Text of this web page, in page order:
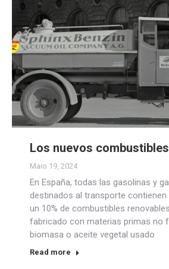
Los nuevos combustibles
Maio 19, 2024
En España, todas las gasolinas y
destinados al transporte contienen
un 10% de combustibles
fabricado con materias primas no
biomasa o aceite vegetal usado
Read more